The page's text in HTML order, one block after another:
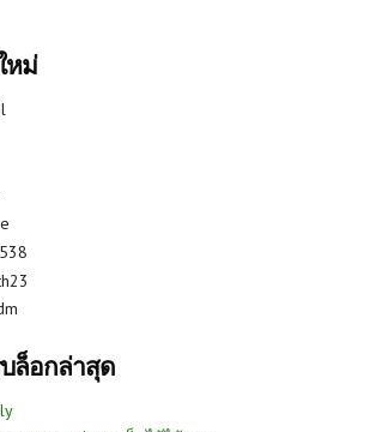
หม่
ล็อกล่าสุด